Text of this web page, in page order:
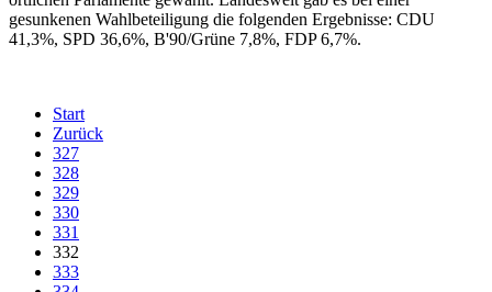
gesunkenen Wahlbeteiligung die folgenden Ergebnisse: CDU
41,3%, SPD 36,6%, B'90/Grüne 7,8%, FDP 6,7%.
Start
Zurück
327
328
329
330
331
332
333